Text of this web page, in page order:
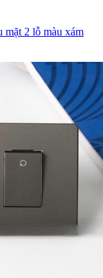
mặt 2 lỗ màu xám